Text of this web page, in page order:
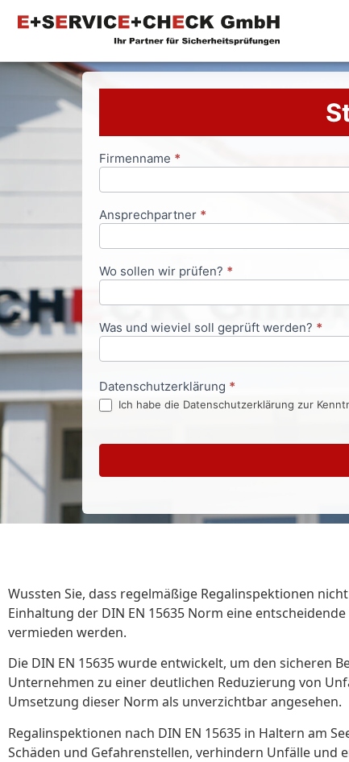
Anfrageformular
Firmenname *
Ansprechpartner *
Wo sollen wir prüfen? *
Was und wieviel soll geprüft werden? *
Datenschutzerklärung *
Ich habe die Datenschutzerklärung zur
Wussten Sie, dass regelmäßige Regalinspektionen
Einhaltung der DIN EN 15635 Norm eine
vermieden werden.
Die DIN EN 15635 wurde entwickelt, um den sicheren
Unternehmen zu einer deutlichen Reduzierung von
Umsetzung dieser Norm als unverzichtbar angesehen.
Regalinspektionen nach DIN EN 15635 in Haltern am
Schäden und Gefahrenstellen, verhindern Unfälle und